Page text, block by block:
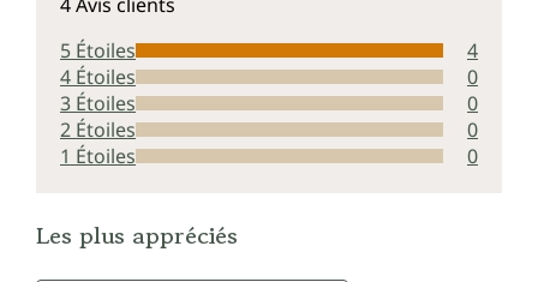
5 Étoiles
4
4 Étoiles
0
3 Étoiles
0
2 Étoiles
0
1 Étoiles
0
Les plus appréciés